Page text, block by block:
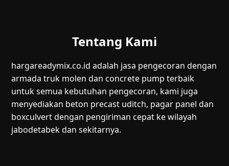
Tentang Kami
hargareadymix.co.id adalah jasa pengecoran dengan
armada truk molen dan concrete pump terbaik
untuk semua kebutuhan pengecoran, kami juga
menyediakan beton precast uditch, pagar panel dan
boxculvert dengan pengiriman cepat ke wilayah
jabodetabek dan sekitarnya.